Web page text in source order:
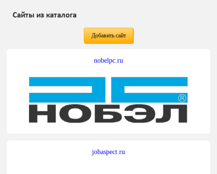
Сайты из каталога
Добавить сайт
nobelpc.ru
jobaspect.ru